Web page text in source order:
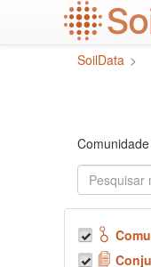
SoilData >